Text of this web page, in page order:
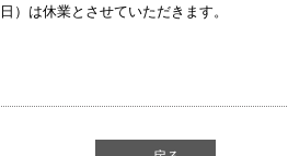
）は休業とさせていただきます。